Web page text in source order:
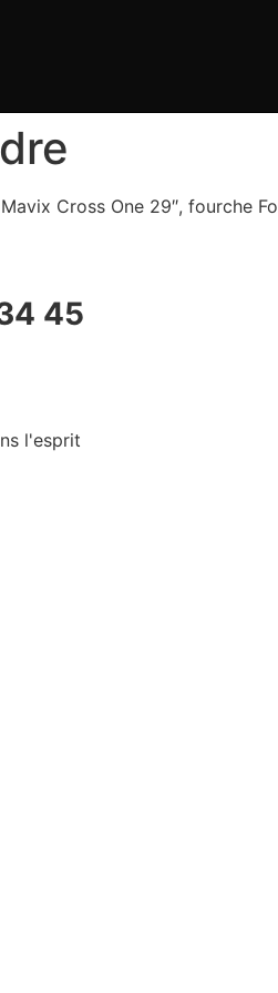
Cross One 29″, fourche
45
l'esprit